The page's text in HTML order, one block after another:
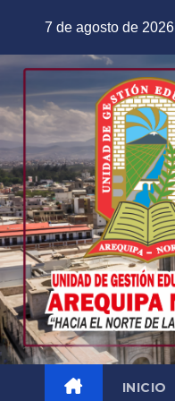
contenido
7 de agosto de 2026
INICIO